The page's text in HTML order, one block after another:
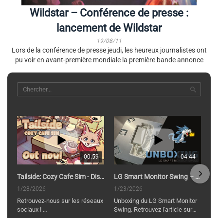
Wildstar – Conférence de presse :
lancement de Wildstar
19/08/11
Lors de la conférence de presse jeudi, les heureux journalistes ont
pu voir en avant-première mondiale la première bande annonce
00:59
Tailside: Cozy Cafe Sim - Disponible
1/28/2026
Retrouvez-nous sur les réseaux
sociaux !
04:44
LG Smart Monitor Swing – Un écran à rouler partout !
1/23/2026
Unboxing du LG Smart Monitor
Swing. Retrouvez l'article sur